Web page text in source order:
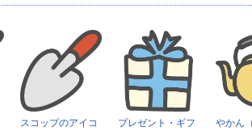
スコップのアイコ
プレゼント・ギフ
やかん